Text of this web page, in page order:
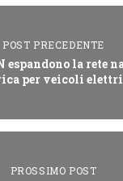
POST PRECEDENTE
espandono la rete
per veicoli
PROSSIMO POST